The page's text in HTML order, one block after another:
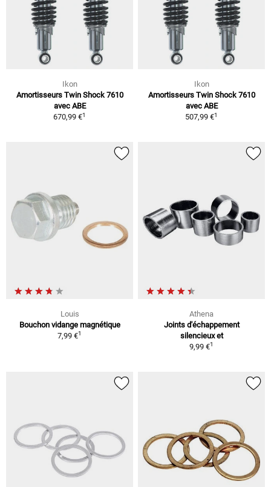
Ikon
Amortisseurs Twin Shock 7610
avec ABE
670,99 €1
Ikon
Amortisseurs Twin Shock 7610
avec ABE
507,99 €1
Louis
Bouchon vidange magnétique
7,99 €1
Athena
Joints d'échappement
silencieux et
9,99 €1